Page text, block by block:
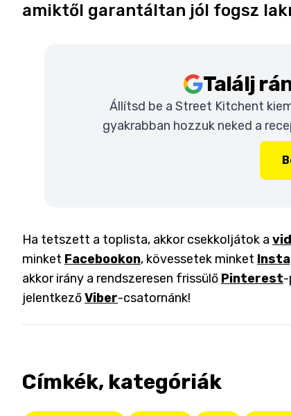
amiktől garantáltan jól fogsz
Találj
Állítsd be a Street Kitchent
gyakrabban hozzuk neked a
Ha tetszett a toplista, akkor csekkoljátok a
minket Facebookon, kövessetek minket
akkor irány a rendszeresen frissülő Pinterest-
jelentkezőViber-csatornánk!
Címkék, kategóriák